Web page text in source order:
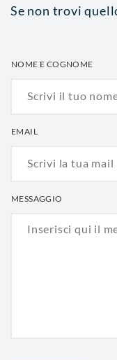
Se non trovi
NOME E COGNOME
EMAIL
MESSAGGIO